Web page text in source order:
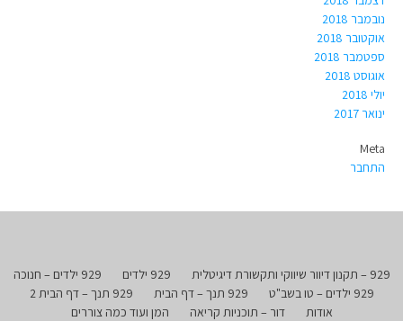
נובמבר 2018
אוקטובר 2018
ספטמבר 2018
אוגוסט 2018
יולי 2018
ינואר 2017
Meta
התחבר
929 – תקנון דיוור שיווקי ותקשורת דיגיטלית 929 ילדים
929 ילדים – חנוכה
929 ילדים – טו בשב"ט
929 תנך – דף הבית
929 תנך – דף הבית 2
אודות
דור – תוכניות קריאה
המן ועוד כמה צוררים